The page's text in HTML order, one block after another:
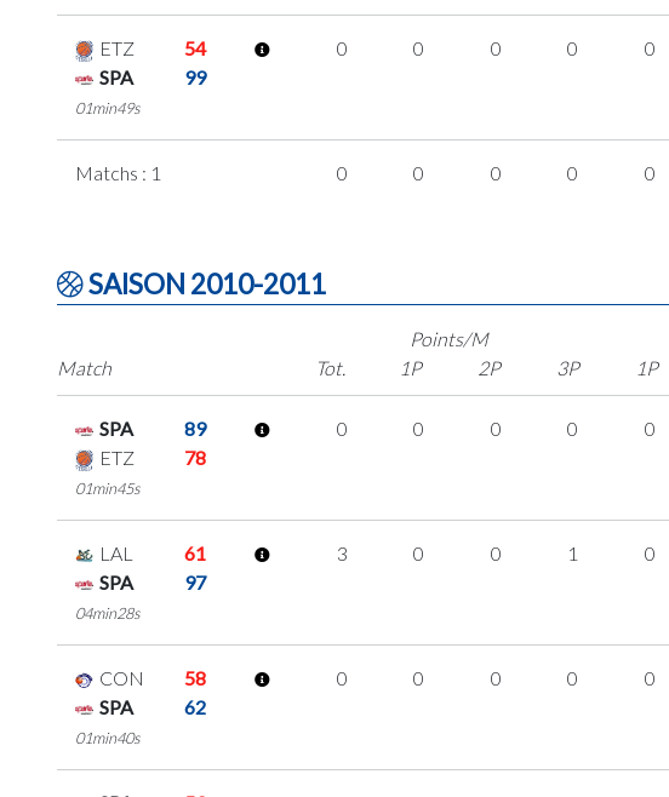
ETZ
54
SPA
99
01min49s
0 0 0 0 0
Matchs : 1 0 0 0 0 0
SAISON 2010-2011
Match
Points/M
Tot.
1P 2P 3P
1P
SPA
89
ETZ
78
01min45s
0 0 0 0 0
LAL
61
SPA
97
04min28s
3 0 0 1 0
CON
58
SPA
62
01min40s
0 0 0 0 0